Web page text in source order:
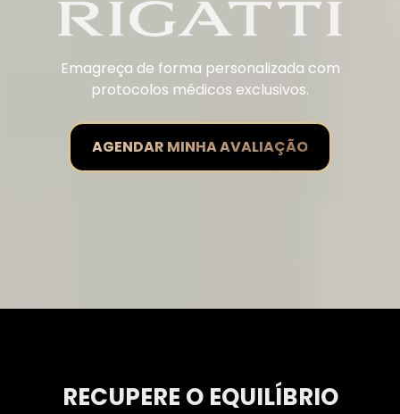
Emagreça de forma personalizada com
protocolos médicos exclusivos.
AGENDAR MINHA AVALIAÇÃO
RECUPERE O EQUILÍBRIO